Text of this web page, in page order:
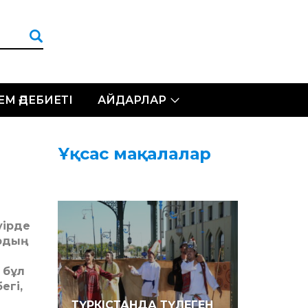
ӘДЕБИЕТІ АЙДАРЛАР
бұл
Ұқсас мақалалар
ТҮРКІСТАНДА ТҮЛЕГЕН